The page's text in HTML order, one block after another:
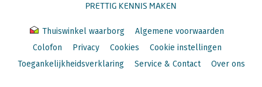
PRETTIG KENNIS MAKEN
Thuiswinkel waarborg
Algemene voorwaarden
Colofon
Privacy Cookies
Cookie instellingen
Toegankelijkheidsverklaring
Service & Contact Over ons